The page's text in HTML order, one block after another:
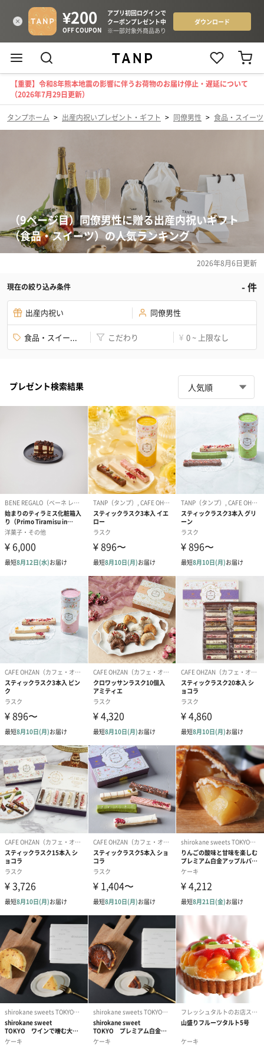
【重要】令和8年熊本地震の影響に伴うお荷物のお届け停止・遅延について
（2026年7月29日更新）
タンプホーム > 出産内祝いプレゼント・ギフト > 同僚男性 > 食品・スイーツ
（9ページ目）同僚男性に贈る出産内祝いギフト
（食品・スイーツ）の人気ランキング
2026年8月6日更新
現在の絞り込み条件 -件
出産内祝い 同僚男性
食品・スイー... こだわり ¥ 0 ~ 上限なし
プレゼント検索結果